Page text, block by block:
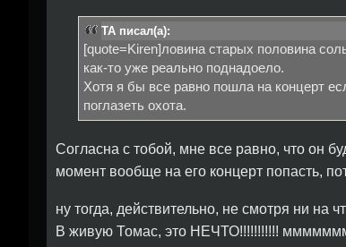
TA писал(а):
[quote=Kiren]ловина старых половина
как-то уже реально поднадоело.
Хотя я бы все равно пошла на концерт
поглазеть охота.
Согласна с тобой, мне все равно, что он
момент вообще на его концерт попасть,
ну тогда, действительно, не смотря ни на
В живую Томас, это НЕЧТО!!!!!!!!!!!